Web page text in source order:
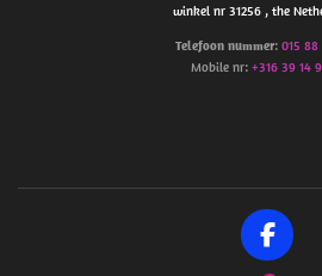
winkel nr 31256 , the
Telefoon nummer:015 88
Mobile nr: +316 39 14
F
a